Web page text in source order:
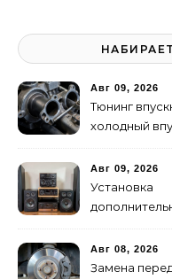
Авг 09, 2026
Тюнинг
холодный
Авг 09, 2026
Установка
пошаговое
Авг 08, 2026
Замена